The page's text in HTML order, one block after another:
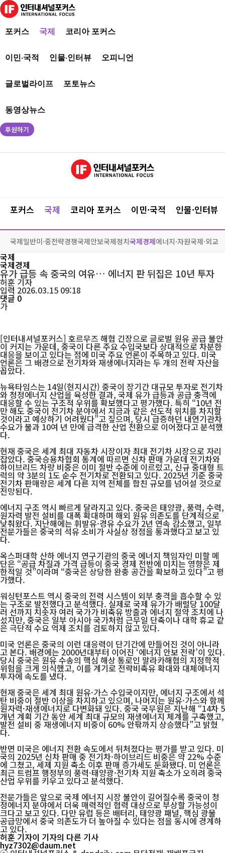
포커스 국제 코리아 포커스
이민·국적 인물·인터뷰 오피니언
글로벌라이프 포토뉴스
동영상뉴스
후원하기
포커스 국제 코리아 포커스 이민·국적 인물·인터뷰
국제일반미·중전략경쟁국제안보국제정치국제경제에너지·자원국제·외교
국제
국제경제
유가 급등 속 중국의 여유… 에너지 판 뒤집은 10년 투자
허훈기자
입력 2026.03.15 09:18
댓글 0
가
[인터내셔널포커스] 호르무즈 해협 긴장으로 글로벌 원유 공급 불안
이 커지는 가운데, 중국이 다른 주요 수입국보다 상대적으로 차분한
대응을 보이고 있다는 점에 미국 주요 언론이 주목하고 있다. 미국
언론은 그 배경으로 전기차와 재생에너지라는 두 개의 전략 자산을
꼽았다.
뉴욕타임스는 14일(현지시간) 중국이 장기간 대규모 투자로 전기차
와 청정에너지 산업을 육성한 결과, 국제 유가 급등과 공급 충격에
대응할 수 있는 구조적 우위를 확보했다고 평가했다. 특히 “10년 전
만 해도 중국이 전기차 분야에서 지금과 같은 선도적 위치를 차지할
것이라고 예상하기 어려웠다”고 짚으며, 당시 급증하던 내연기관차
수요가 불과 10여 년 만에 급격한 산업 전환으로 이어졌다고 분석했
다.
현재 중국은 세계 최대 자동차 시장이자 최대 전기차 시장으로 자리
잡았다. 중국승용차협회 통계에 따르면 신차 판매 가운데 전기차와
하이브리드 차량 비중은 이미 절반 수준에 이르렀고, 신규 중대형 트
럭의 약 3분의 1도 순수 전기차로 전환되고 있다. 2025년 기준 중국
전기차 판매량은 세계 다른 지역 전체를 합친 규모를 넘어설 것으로
전망된다.
에너지 구조 역시 빠르게 달라지고 있다. 중국은 태양광, 풍력, 수력,
원자력 발전 설비를 대폭 확대하며 해외 원유 의존도를 단계적으로
낮춰왔다. 지난해에는 휘발유·경유 수요가 2년 연속 감소했고, 일부
전문가들은 중국의 석유 소비가 사실상 정점을 통과했다고 보고 있
다.
옥스퍼대학 산하 에너지 연구기관의 중국 에너지 책임자인 미할 메
단은 “공급 차질과 가격 급등이 중국 경제 전반에 미치는 영향은 제
한적일 것”이라며 “중국은 상당한 완충 공간을 확보하고 있다”고 평
가했다.
워싱턴포스트 역시 중국의 전력 시스템이 외부 충격을 흡수할 수 있
는 구조로 발전했다고 분석했다. 실제로 국제 유가가 배럴당 100달
러 선까지 치솟자 여러 국가가 비축유 방출과 에너지 절약 조치에 나
섰지만, 중국은 일부 아시아 국가처럼 근무일 단축이나 대학 휴교 같
은 극단적 수요 억제 조치를 검토하지 않고 있다.
미국 언론은 중국의 이런 대응력이 단기간에 만들어진 것이 아니라
고 본다. 배경에는 2000년대부터 이어진 ‘에너지 안보 전략’이 있다.
당시 중국은 원유 수송의 핵심 해상 통로인 말라카해협의 지정학적
위험을 크게 의식했고, 이를 계기로 전략비축유 확대와 대체에너지
투자에 속도를 냈다.
현재 중국은 세계 최대 원유·가스 수입국이지만, 에너지 구조에서 석
탄 비중이 절반 이상을 차지하고 있으며, 나머지는 원유·가스와 함께
원자력·재생에너지로 다변화돼 있다. 중국 국무원은 지난해 “14차 5
개년 계획 기간 동안 세계 최대 규모의 재생에너지 체계를 구축했고,
발전 설비 중 재생에너지 비중이 60% 안팎까지 상승했다”고 밝혔
다.
반면 미국은 에너지 전환 속도에서 뒤처졌다는 평가를 받고 있다. 미
국의 2025년 신차 판매 중 전기차·하이브리드 비중은 약 22% 수준
에 그쳤고, 세제 지원 축소 이후 판매 증가세도 둔화됐다. 미 언론은
최근 트럼프 행정부의 풍력·태양광·전기차 지원 축소가 오히려 중국
산업 우위를 키우고 있다고 분석했다.
전문가들은 앞으로 국제 에너지 시장 불안이 길어질수록 중국이 청
정에너지 분야에서 더욱 매력적인 협력 대상으로 부상할 가능성이
크다고 보고 있다. 다만 유럽 등은 배터리, 태양광 패널, 핵심 광물
공급망에서 중국 의존도가 더 높아질 수 있다는 점을 동시에 경계하
고 있다.
허훈 기자이 기자의 다른 기사
hyz7302@daum.net